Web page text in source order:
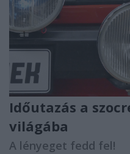
Időutazás a
világába
A lényeget fedd fel!